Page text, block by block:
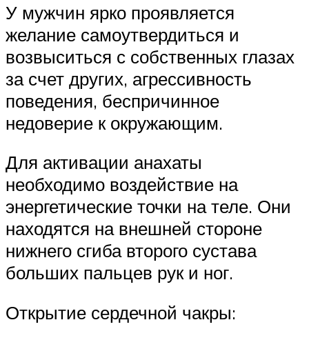
У мужчин ярко проявляется
желание самоутвердиться и
возвыситься с собственных глазах
за счет других, агрессивность
поведения, беспричинное
недоверие к окружающим.
Для активации анахаты
необходимо воздействие на
энергетические точки на теле. Они
находятся на внешней стороне
нижнего сгиба второго сустава
больших пальцев рук и ног.
Открытие сердечной чакры: